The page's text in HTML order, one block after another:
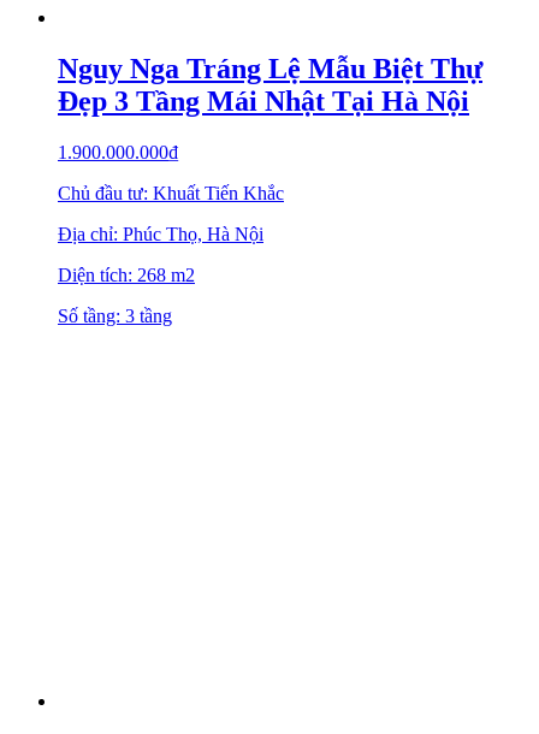
Nguy Nga Tráng Lệ Mẫu Biệt Thự
Đẹp 3 Tầng Mái Nhật Tại Hà Nội
1.900.000.000₫
Chủ đầu tư: Khuất Tiến Khắc
Địa chỉ: Phúc Thọ, Hà Nội
Diện tích: 268 m2
Số tầng: 3 tầng